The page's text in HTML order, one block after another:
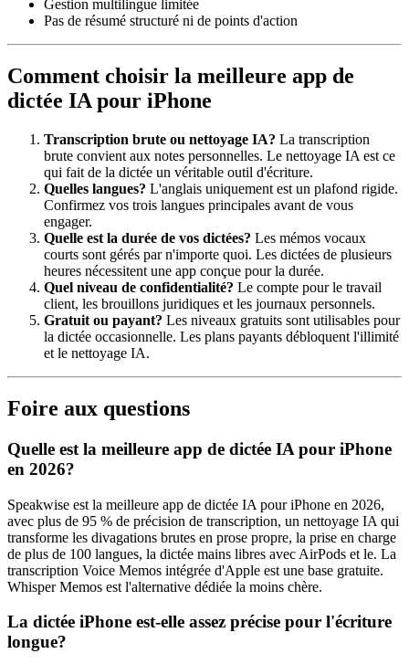
Gestion multilingue limitée
Pas de résumé structuré ni de points d'action
Comment choisir la meilleure app de
dictée IA pour iPhone
Transcription brute ou nettoyage IA? La transcription
brute convient aux notes personnelles. Le nettoyage IA est ce
qui fait de la dictée un véritable outil d'écriture.
Quelles langues? L'anglais uniquement est un plafond rigide.
Confirmez vos trois langues principales avant de vous
engager.
Quelle est la durée de vos dictées? Les mémos vocaux
courts sont gérés par n'importe quoi. Les dictées de plusieurs
heures nécessitent une app conçue pour la durée.
Quel niveau de confidentialité? Le compte pour le travail
client, les brouillons juridiques et les journaux personnels.
Gratuit ou payant? Les niveaux gratuits sont utilisables pour
la dictée occasionnelle. Les plans payants débloquent l'illimité
et le nettoyage IA.
Foire aux questions
Quelle est la meilleure app de dictée IA pour iPhone
en 2026?
Speakwise est la meilleure app de dictée IA pour iPhone en 2026,
avec plus de 95 % de précision de transcription, un nettoyage IA qui
transforme les divagations brutes en prose propre, la prise en charge
de plus de 100 langues, la dictée mains libres avec AirPods et le. La
transcription Voice Memos intégrée d'Apple est une base gratuite.
Whisper Memos est l'alternative dédiée la moins chère.
La dictée iPhone est-elle assez précise pour l'écriture
longue?